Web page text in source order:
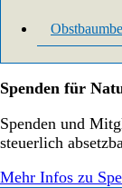
Spenden für
Spenden und
steuerlich
Mehr Infos zu